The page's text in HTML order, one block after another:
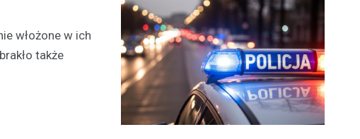
włożone w ich
także